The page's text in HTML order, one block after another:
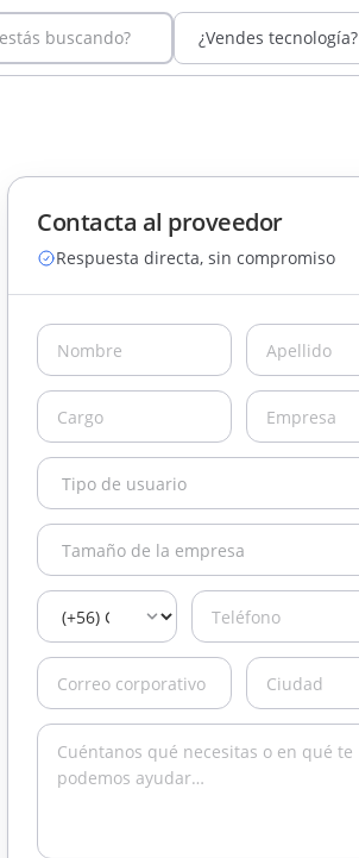
buscando? ¿Vendes tecnología?
Contacta al proveedor
Respuesta directa, sin compromiso